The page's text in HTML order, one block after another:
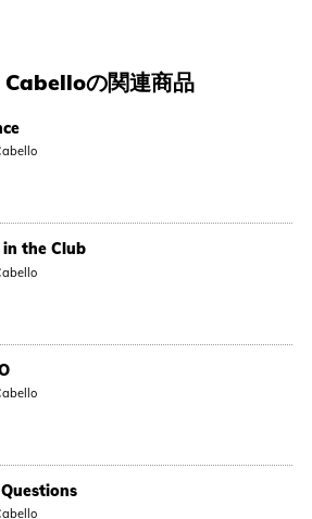
の関連商品
the Club